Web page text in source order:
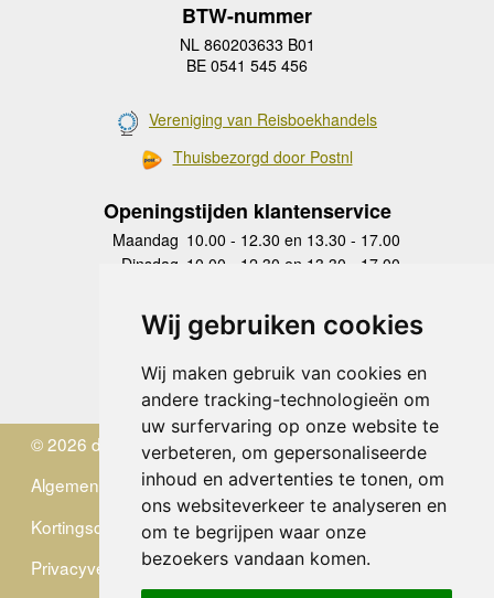
Wij gebruiken cookies
Wij maken gebruik van cookies en
andere tracking-technologieën om
uw surfervaring op onze website te
verbeteren, om gepersonaliseerde
inhoud en advertenties te tonen, om
ons websiteverkeer te analyseren en
om te begrijpen waar onze
bezoekers vandaan komen.
BTW-nummer
NL 860203633 B01
BE 0541 545 456
Vereniging van Reisboekhandels
Thuisbezorgd door Postnl
Openingstijden klantenservice
Maandag 10.00 - 12.30 en 13.30 - 17.00
Dinsdag 10.00 - 12.30 en 13.30 - 17.00
Donderdag
10.00 - 12.30 en 13.30 - 17.00
Vrijdag 10.00 - 12.30 en 13.30 - 17.00
Zaterdag
gesloten
Zondag gesloten
© 2026 de Zwerver
Algemene Voorwaarden
Kortingscode
Privacyverklaring